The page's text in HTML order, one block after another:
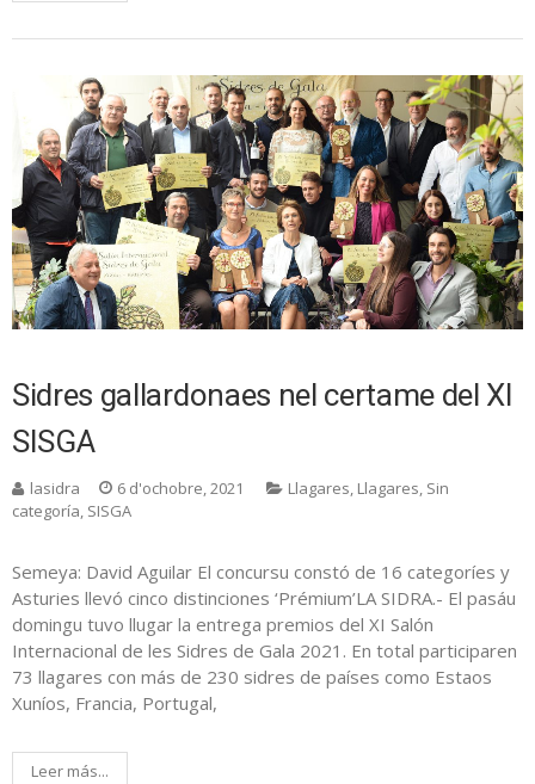
Sidres gallardonaes nel certame del XI
SISGA
lasidra 6 d'ochobre, 2021 Llagares, Llagares, Sin
categoría, SISGA
Semeya: David Aguilar El concursu constó de 16 categoríes y
Asturies llevó cinco distinciones ‘Prémium’LA SIDRA.- El pasáu
domingu tuvo llugar la entrega premios del XI Salón
Internacional de les Sidres de Gala 2021. En total participaren
73 llagares con más de 230 sidres de países como Estaos
Xuníos, Francia, Portugal,
Leer más...